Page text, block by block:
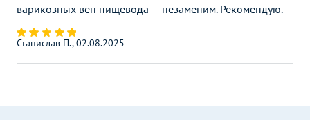
варикозных вен пищевода — незаменим. Рекомендую.
Станислав П., 02.08.2025